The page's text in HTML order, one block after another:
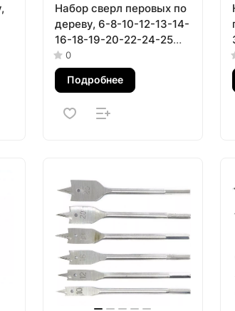
Набор сверл перовых по
дереву, 6-8-10-12-13-14-
16-18-19-20-22-24-25
мм, 13 шт, деревянный
кейс Matrix
0
Подробнее